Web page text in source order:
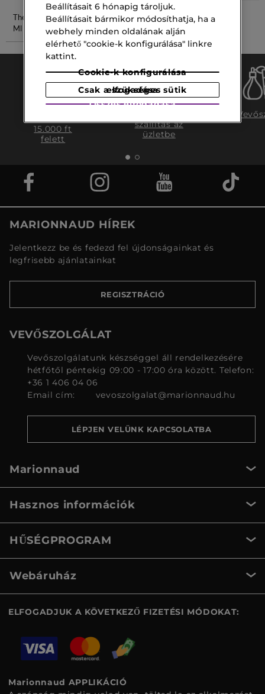
The One 100
Ml Parfüm
Magnolia 100
Ml
15.000 ft
felett
szállítás az
üzletbe
MARIONNAUD HÍREK
Jelentkezz be és fedezd fel újdonságainkat és
legfrisebb ajánlatainkat
REGISZTRÁCIÓ
VEVŐSZOLGÁLAT
Vevőszolgálatunk készséggel áll rendelkezésére
hétfőtől péntekig 09:00 - 17:00 óra között. Telefon:
+36 1 406 04 06
Email cím:
vevoszolgalat@marionnaud.hu
LÉPJEN VELÜNK KAPCSOLATBA
Marionnaud
Hasznos információk
HŰSÉGPROGRAM
Webáruház
ELFOGADJUK A KÖVETKEZŐ FIZETÉSI MÓDOKAT:
Marionnaud APPLIKÁCIÓ
Beállításait 6 hónapig tároljuk.
Beállításait bármikor módosíthatja, ha a
webhely minden oldalának alján
elérhető "cookie-k konfigurálása" linkre
kattint.
Cookie-k konfigurálása
Csak a szükséges sütik elfogadása
Összes elfogadása